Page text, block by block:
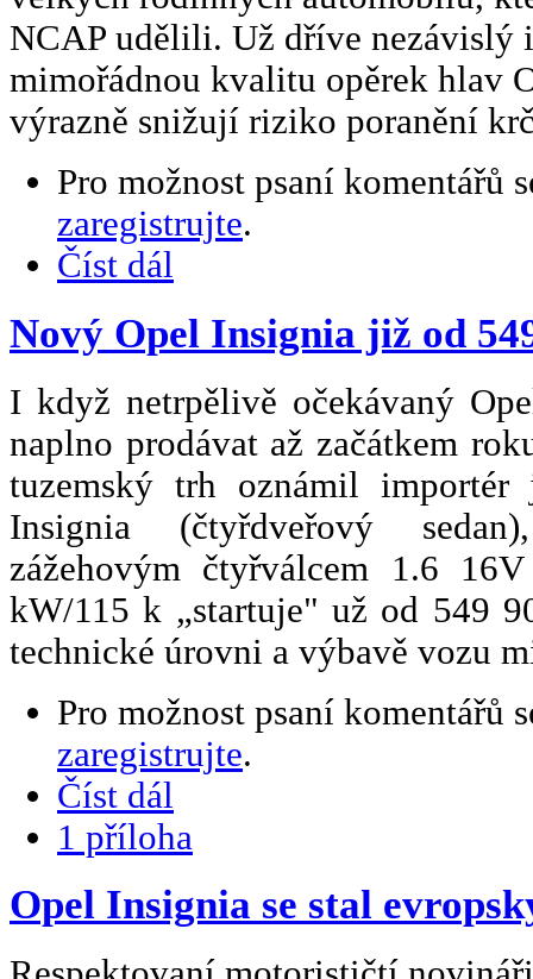
NCAP udělili. Už dříve
mimořádnou kvalitu opěrek hlav
výrazně snižují riziko poranění
Pro možnost psaní komentářů
zaregistrujte.
Číst dál
Nový Opel Insignia již od
I když netrpělivě očekávaný
naplno prodávat až začátkem
tuzemský trh oznámil
Insignia (čtyřdveřový
zážehovým čtyřválcem 1.6
kW/115 k „startuje" už od 549
technické úrovni a výbavě vozu
Pro možnost psaní komentářů
zaregistrujte.
Číst dál
1 příloha
Opel Insignia se stal